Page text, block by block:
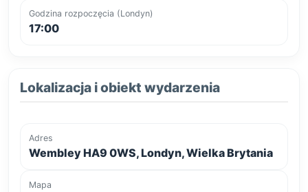
Godzina rozpoczęcia (Londyn)
17:00
Lokalizacja i obiekt wydarzenia
Adres
Wembley HA9 0WS, Londyn, Wielka Brytania
Mapa